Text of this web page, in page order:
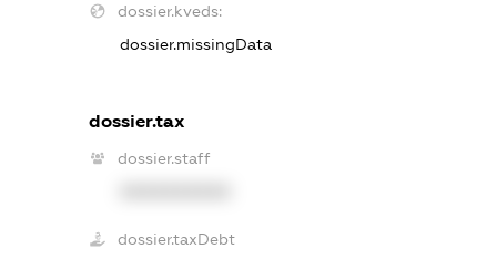
dossier.kveds:
dossier.missingData
dossier.tax
dossier.staff
dossier.taxDebt